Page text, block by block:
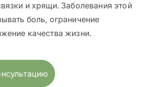
и хрящи. Заболевания этой
боль, ограничение
качества жизни.